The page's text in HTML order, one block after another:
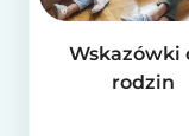
Wskazówki
rodzin